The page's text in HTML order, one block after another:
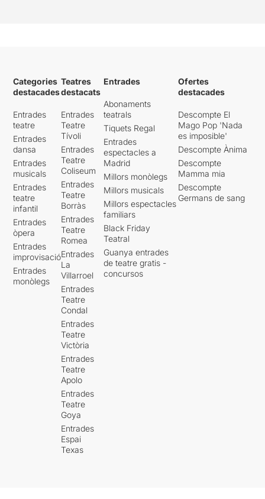
Categories
destacades
Entrades
teatre
Entrades
dansa
Entrades
musicals
Entrades
teatre
infantil
Entrades
òpera
Entrades
improvisació
Entrades
monòlegs
Teatres
destacats
Entrades
Teatre
Tívoli
Entrades
Teatre
Coliseum
Entrades
Teatre
Borràs
Entrades
Teatre
Romea
Entrades
La
Villarroel
Entrades
Teatre
Condal
Entrades
Teatre
Victòria
Entrades
Teatre
Apolo
Entrades
Teatre
Goya
Entrades
Espai
Texas
Entrades
Abonaments
teatrals
Tiquets Regal
Entrades
espectacles a
Madrid
Millors monòlegs
Millors musicals
Millors espectacles
familiars
Black Friday
Teatral
Guanya entrades
de teatre gratis -
concursos
Ofertes
destacades
Descompte El
Mago Pop 'Nada
es imposible'
Descompte Ànima
Descompte
Mamma mia
Descompte
Germans de sang